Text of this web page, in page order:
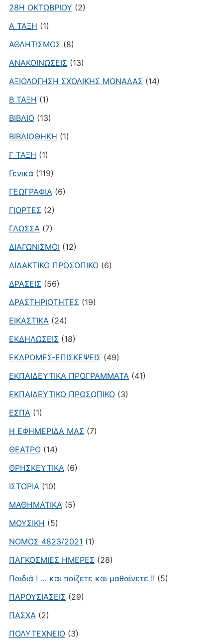
28Η ΟΚΤΩΒΡΙΟΥ (2)
Α ΤΑΞΗ (1)
ΑΘΛΗΤΙΣΜΟΣ (8)
ΑΝΑΚΟΙΝΩΣΕΙΣ (13)
ΑΞΙΟΛΟΓΗΣΗ ΣΧΟΛΙΚΗΣ ΜΟΝΑΔΑΣ (14)
Β ΤΑΞΗ (1)
ΒΙΒΛΙΟ(13)
ΒΙΒΛΙΟΘΗΚΗ (1)
Γ ΤΑΞΗ (1)
Γενικά(119)
ΓΕΩΓΡΑΦΙΑ(6)
ΓΙΟΡΤΕΣ (2)
ΓΛΩΣΣΑ(7)
ΔΙΑΓΩΝΙΣΜΟΙ (12)
ΔΙΔΑΚΤΙΚΟ ΠΡΟΣΩΠΙΚΟ(6)
ΔΡΑΣΕΙΣ (56)
ΔΡΑΣΤΗΡΙΟΤΗΤΕΣ (19)
ΕΙΚΑΣΤΙΚΑ(24)
ΕΚΔΗΛΩΣΕΙΣ (18)
ΕΚΔΡΟΜΕΣ-ΕΠΙΣΚΕΨΕΙΣ (49)
ΕΚΠΑΙΔΕΥΤΙΚΑ ΠΡΟΓΡΑΜΜΑΤΑ(41)
ΕΚΠΑΙΔΕΥΤΙΚΟ ΠΡΟΣΩΠΙΚΟ(3)
ΕΣΠΑ(1)
Η ΕΦΗΜΕΡΙΔΑ ΜΑΣ (7)
ΘΕΑΤΡΟ(14)
ΘΡΗΣΚΕΥΤΙΚΑ(6)
ΙΣΤΟΡΙΑ(10)
ΜΑΘΗΜΑΤΙΚΑ(5)
ΜΟΥΣΙΚΗ (5)
ΝΟΜΟΣ 4823/2021 (1)
ΠΑΓΚΟΣΜΙΕΣ ΗΜΕΡΕΣ (28)
Παιδιά ! … και παίζετε και μαθαίνετε !! (5)
ΠΑΡΟΥΣΙΑΣΕΙΣ (29)
ΠΑΣΧΑ(2)
ΠΟΛΥΤΕΧΝΕΙΟ(3)